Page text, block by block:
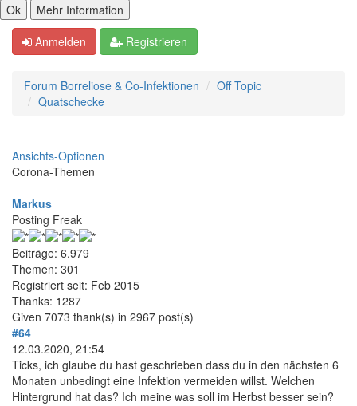
Anmelden Registrieren
Forum Borreliose & Co-Infektionen
Off Topic
Quatschecke
Ansichts-Optionen
Corona-Themen
Markus
Posting Freak
Beiträge: 6.979
Themen: 301
Registriert seit: Feb 2015
Thanks: 1287
Given 7073 thank(s) in 2967 post(s)
#64
12.03.2020, 21:54
Ticks, ich glaube du hast geschrieben dass du in den nächsten 6
Monaten unbedingt eine Infektion vermeiden willst. Welchen
Hintergrund hat das? Ich meine was soll im Herbst besser sein?